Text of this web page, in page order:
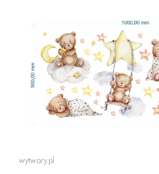
wytwory.pl